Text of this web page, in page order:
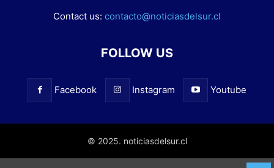
Contact us: contacto@noticiasdelsur.cl
FOLLOW US
Facebook Instagram Youtube
© 2025. noticiasdelsur.cl